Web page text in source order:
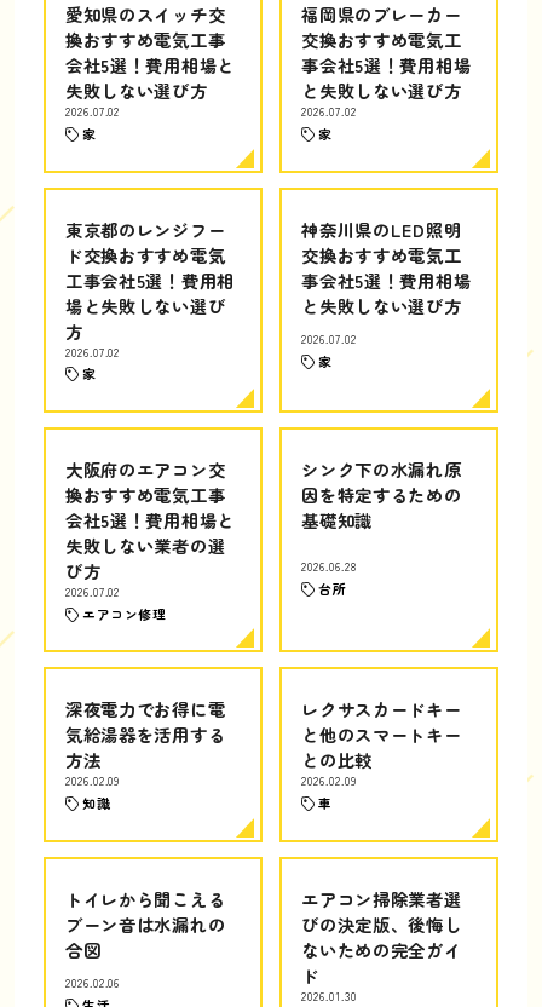
愛知県のスイッチ交
換おすすめ電気工事
会社5選！費用相場と
失敗しない選び方
2026.07.02
家
福岡県のブレーカー
交換おすすめ電気工
事会社5選！費用相場
と失敗しない選び方
2026.07.02
家
東京都のレンジフー
ド交換おすすめ電気
工事会社5選！費用相
場と失敗しない選び
方
2026.07.02
家
神奈川県のLED照明
交換おすすめ電気工
事会社5選！費用相場
と失敗しない選び方
2026.07.02
家
大阪府のエアコン交
換おすすめ電気工事
会社5選！費用相場と
失敗しない業者の選
び方
2026.07.02
エアコン修理
シンク下の水漏れ原
因を特定するための
基礎知識
2026.06.28
台所
深夜電力でお得に電
気給湯器を活用する
方法
2026.02.09
知識
レクサスカードキー
と他のスマートキー
との比較
2026.02.09
車
トイレから聞こえる
ブーン音は水漏れの
合図
2026.02.06
エアコン掃除業者選
びの決定版、後悔し
ないための完全ガイ
ド
2026.01.30